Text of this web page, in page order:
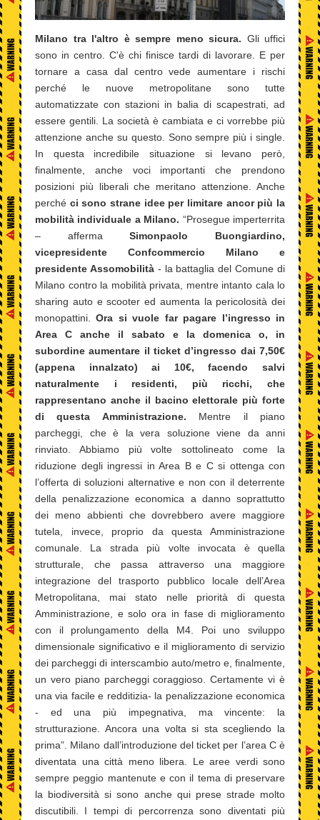
Milano tra l'altro è sempre meno sicura. Gli uffici
sono in centro. C'è chi finisce tardi di lavorare. E per
tornare a casa dal centro vede aumentare i rischi
perché le nuove metropolitane sono tutte
automatizzate con stazioni in balia di scapestrati, ad
essere gentili. La società è cambiata e ci vorrebbe più
attenzione anche su questo. Sono sempre più i single.
In questa incredibile situazione si levano però,
finalmente, anche voci importanti che prendono
posizioni più liberali che meritano attenzione. Anche
perché ci sono strane idee per limitare ancor più la
mobilità individuale a Milano. “Prosegue imperterrita
– affermaSimonpaolo Buongiardino,
vicepresidente Confcommercio Milano e
presidente Assomobilità - la battaglia del Comune di
Milano contro la mobilità privata, mentre intanto cala lo
sharing auto e scooter ed aumenta la pericolosità dei
monopattini.
Ora si vuole far pagare l’ingresso in
Area C anche il sabato e la domenica o, in
subordine aumentare il ticket d’ingresso dai 7,50€
(appena innalzato) ai 10€, facendo salvi
naturalmente i residenti, più ricchi, che
rappresentano anche il bacino elettorale più forte
di questa Amministrazione. Mentre il piano
parcheggi, che è la vera soluzione viene da anni
rinviato. Abbiamo più volte sottolineato come la
riduzione degli ingressi in Area B e C si ottenga con
l’offerta di soluzioni alternative e non con il deterrente
della penalizzazione economica a danno soprattutto
dei meno abbienti che dovrebbero avere maggiore
tutela, invece, proprio da questa Amministrazione
comunale. La strada più volte invocata è quella
strutturale, che passa attraverso una maggiore
integrazione del trasporto pubblico locale dell’Area
Metropolitana, mai stato nelle priorità di questa
Amministrazione, e solo ora in fase di miglioramento
con il prolungamento della M4. Poi uno sviluppo
dimensionale significativo e il miglioramento di servizio
dei parcheggi di interscambio auto/metro e, finalmente,
un vero piano parcheggi coraggioso. Certamente vi è
una via facile e redditizia- la penalizzazione economica
- ed una più impegnativa, ma vincente: la
strutturazione. Ancora una volta si sta scegliendo la
prima”. Milano dall’introduzione del ticket per l’area C è
diventata una città meno libera. Le aree verdi sono
sempre peggio mantenute e con il tema di preservare
la biodiversità si sono anche qui prese strade molto
discutibili. I tempi di percorrenza sono diventati più